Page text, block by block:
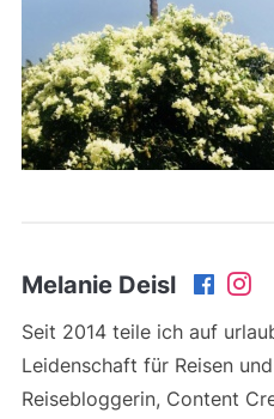
Melanie Deisl
Seit 2014 teile ich auf
Leidenschaft für Reisen
Reisebloggerin, Content